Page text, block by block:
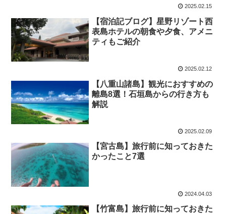
2025.02.15
【宿泊記ブログ】星野リゾート西
表島ホテルの朝食や夕食、アメニ
ティもご紹介
2025.02.12
【八重山諸島】観光におすすめの
離島8選！石垣島からの行き方も
解説
2025.02.09
【宮古島】旅行前に知っておきた
かったこと7選
2024.04.03
【竹富島】旅行前に知っておきた